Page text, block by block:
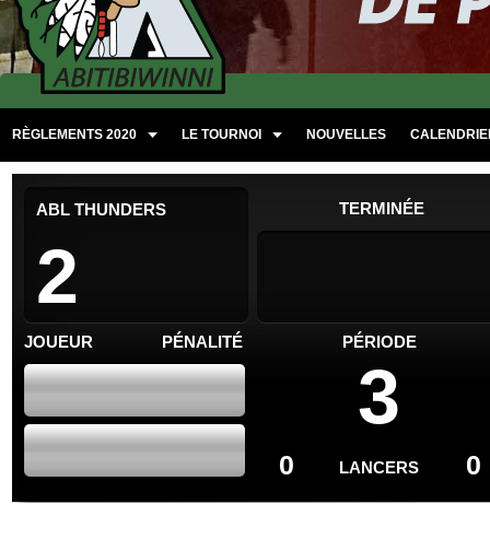
RÈGLEMENTS 2020 LE TOURNOI NOUVELLES
ABL THUNDERS
2
TERMINÉE
JOUEUR PÉNALITÉ PÉRIODE
3
LANCERS
0 0